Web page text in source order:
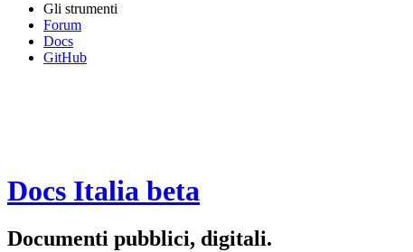
Gli strumenti
Forum
Docs
GitHub
Docs Italia beta
Documenti pubblici, digitali.